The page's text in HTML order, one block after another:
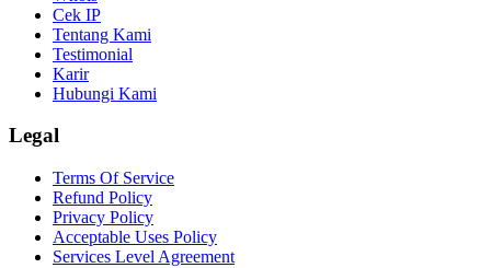
Cek IP
Tentang Kami
Testimonial
Karir
Hubungi Kami
Legal
Terms Of Service
Refund Policy
Privacy Policy
Acceptable Uses Policy
Services Level Agreement